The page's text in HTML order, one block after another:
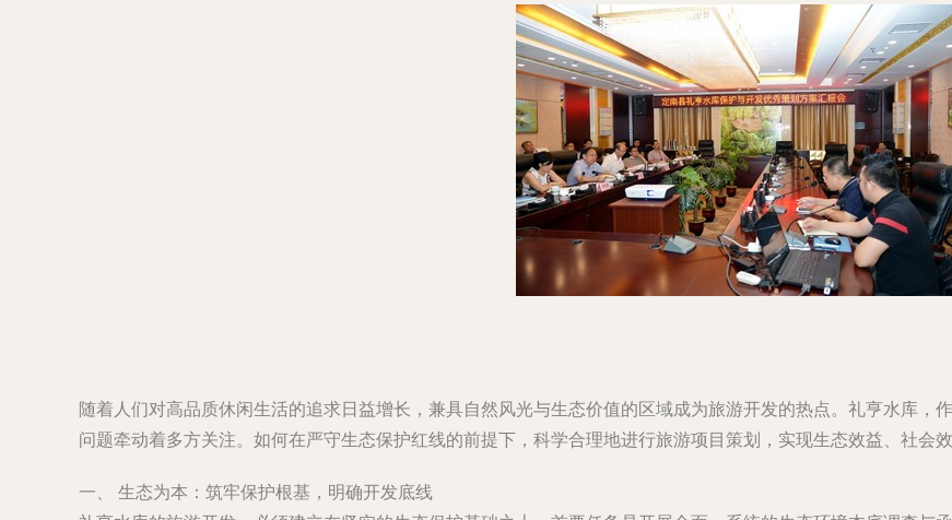
随着人们对高品质休闲生活的追求日益增长，兼具自然风光与生态价值的区域成为旅游开发的热点。礼亨水库，
问题牵动着多方关注。如何在严守生态保护红线的前提下，科学合理地进行旅游项目策划，实现生态效益、社会
一、 生态为本：筑牢保护根基，明确开发底线